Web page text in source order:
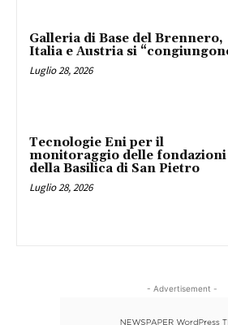
Galleria di Base del Brennero,
Italia e Austria si
Luglio 28, 2026
Tecnologie Eni per il
monitoraggio delle fondazioni
della Basilica di San Pietro
Luglio 28, 2026
- Advertisement -